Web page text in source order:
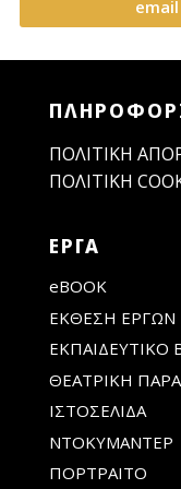
ΠΟΛΙΤΙΚΉ
ΠΟΛΙΤΙΚΉ
ΕΡΓΑ
eBOOK
ΕΚΘΕΣΗ ΕΡΓΩΝ
ΕΚΠΑΙΔΕΥΤΙΚΟ
ΘΕΑΤΡΙΚΗ
ΙΣΤΟΣΕΛΙΔΑ
ΝΤΟΚΥΜΑΝΤΕΡ
ΠΟΡΤΡΑΙΤΟ